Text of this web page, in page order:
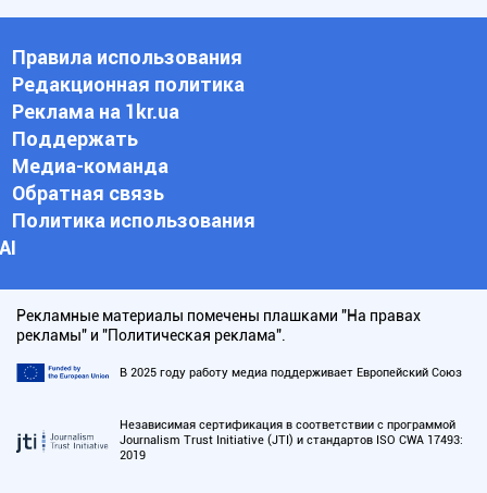
Правила использования
Редакционная политика
Реклама на 1kr.ua
Поддержать
Медиа-команда
Обратная связь
Политика использования
АI
Рекламные материалы помечены плашками "На правах
рекламы" и "Политическая реклама".
В 2025 году работу медиа поддерживает Европейский Союз
Независимая сертификация в соответствии с программой
Journalism Trust Initiative (JTI) и стандартов ISO CWA 17493:
2019